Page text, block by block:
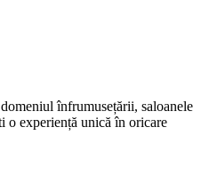
înfrumusețării, saloanele
o experiență unică în oricare